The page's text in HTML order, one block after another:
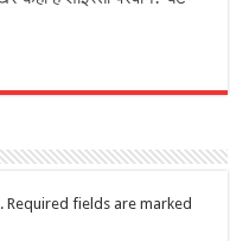
Required fields are marked